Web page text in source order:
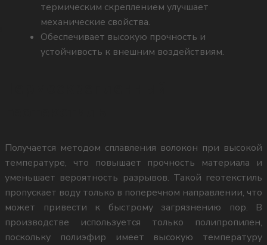
(многоканальный)
WhatsApp
термическим скреплением улучшает
механические свойства.
Обеспечивает высокую прочность и
устойчивость к внешним воздействиям.
Получается методом сплавления волокон при высокой
температуре, что повышает прочность материала и
уменьшает вероятность разрывов. Такой геотекстиль
пропускает воду только в поперечном направлении, что
может привести к быстрому загрязнению пор. В
производстве используется только полипропилен,
поскольку полиэфир имеет высокую температуру